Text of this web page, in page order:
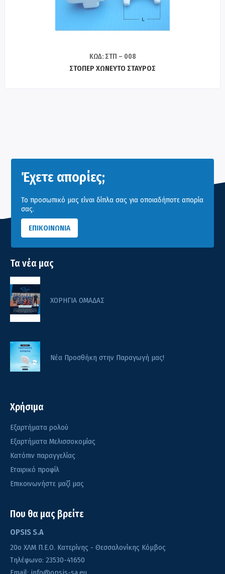
ΚΩΔ: ΣΤΠ – 008
ΣΤΟΠΕΡ ΧΩΝΕΥΤΟ ΣΤΑΥΡΟΣ
Έχετε απορίες;
Το προσωπικό μας είναι δίπλα σας για οποιαδήποτε απορία
σας.
ΕΠΙΚΟΙΝΩΝΙΑ
Τα νέα μας
ΧΟΡΗΓΙΑ ΟΜΑΔΑΣ
Νέα Προσθήκη στην Παραγωγή μας!
Χρήσιμα
Εξαρτήματα ρολού
Εξαρτήματα Μελισσοκομίας
Κατόπιν παραγγελίας
Εταιρικό προφίλ
Επικοινωνήστε μαζί μας
Που θα μας βρείτε
OPSIS S.A
20o ΧΛΜ Π.Ε.Ο. Κατερίνης - Θεσσαλονίκης Κόμβος
Τηλέφωνο: 23530-41650